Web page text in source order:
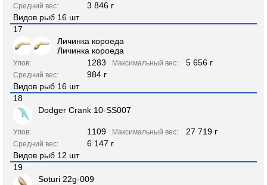
Средний вес:
3 846 г
Видов рыб 16 шт
17
Личинка короеда
Личинка короеда
Улов: 1283 Максимальный вес: 5 656 г
Средний вес:
984 г
Видов рыб 16 шт
18
Dodger Crank 10-SS007
Улов: 1109 Максимальный вес: 27 719 г
Средний вес:
6 147 г
Видов рыб 12 шт
19
Soturi 22g-009